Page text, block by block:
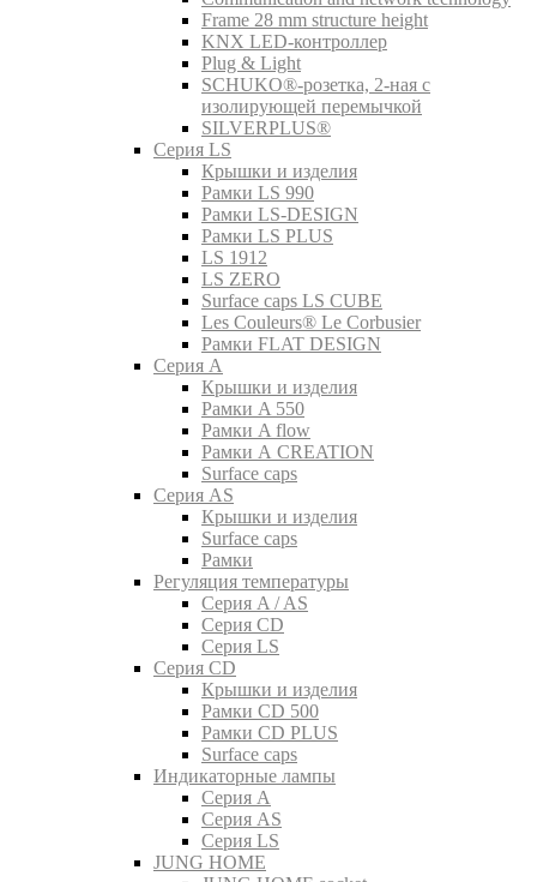
Frame 28 mm structure height
KNX LED-контроллер
Plug & Light
SCHUKO®-розетка, 2-ная с
изолирующей перемычкой
SILVERPLUS®
Серия LS
Крышки и изделия
Рамки LS 990
Рамки LS-DESIGN
Рамки LS PLUS
LS 1912
LS ZERO
Surface caps LS CUBE
Les Couleurs® Le Corbusier
Рамки FLAT DESIGN
Серия A
Крышки и изделия
Рамки A 550
Рамки A flow
Рамки A CREATION
Surface caps
Серия AS
Крышки и изделия
Surface caps
Рамки
Регуляция температуры
Серия A / AS
Серия CD
Серия LS
Серия CD
Крышки и изделия
Рамки CD 500
Рамки CD PLUS
Surface caps
Индикаторные лампы
Серия A
Серия AS
Серия LS
JUNG HOME